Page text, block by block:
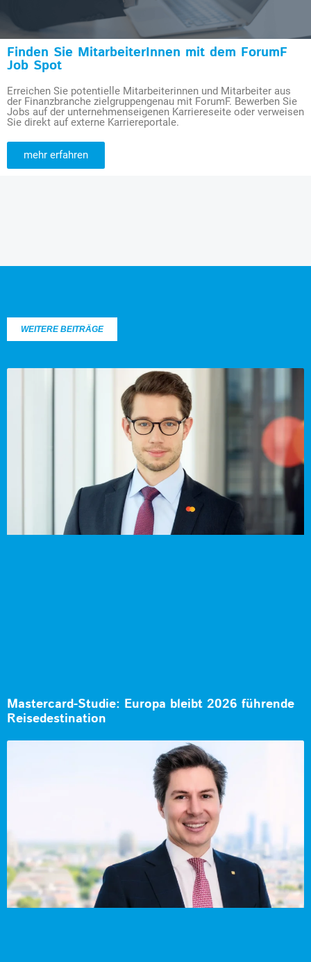
Finden Sie MitarbeiterInnen mit dem ForumF
Job Spot
Erreichen Sie potentielle Mitarbeiterinnen und Mitarbeiter aus
der Finanzbranche zielgruppengenau mit ForumF. Bewerben Sie
Jobs auf der unternehmenseigenen Karriereseite oder verweisen
Sie direkt auf externe Karriereportale.
mehr erfahren
WEITERE BEITRÄGE
Mastercard-Studie: Europa bleibt 2026 führende
Reisedestination